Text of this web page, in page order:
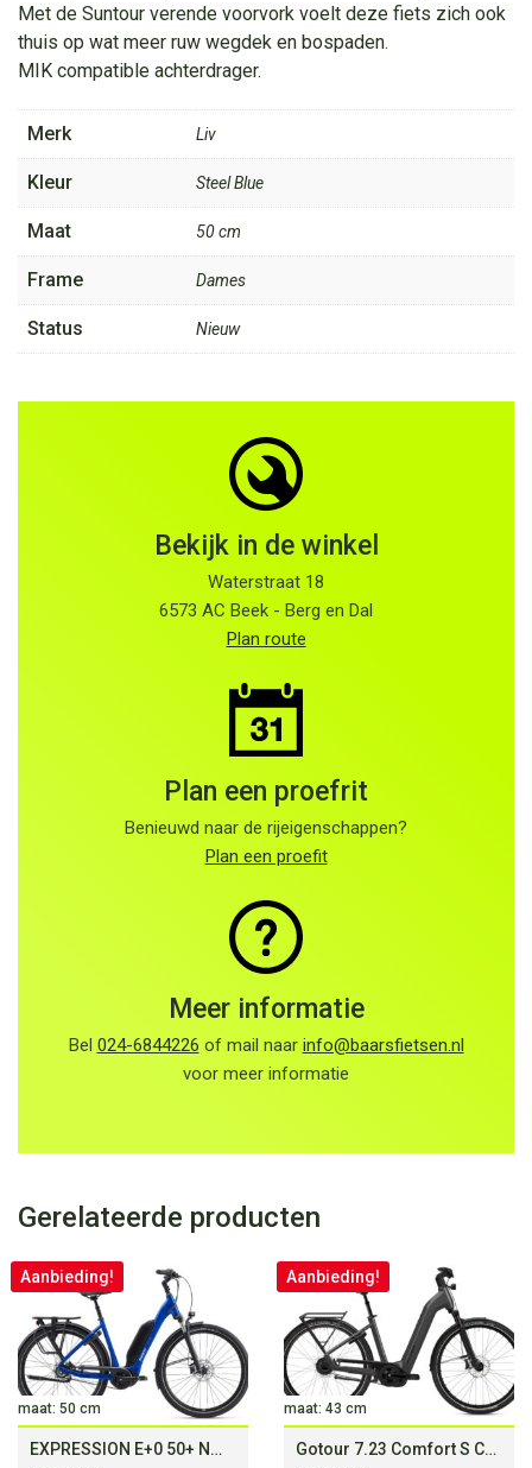
Met de Suntour verende voorvork voelt deze fiets zich ook
thuis op wat meer ruw wegdek en bospaden.
MIK compatible achterdrager.
Merk Liv
Kleur Steel Blue
Maat 50 cm
Frame Dames
Status Nieuw
Bekijk in de winkel
Waterstraat 18
6573 AC Beek - Berg en Dal
Plan route
Plan een proefrit
Benieuwd naar de rijeigenschappen?
Plan een proefit
Meer informatie
Bel 024-6844226 of mail naar info@baarsfietsen.nl
voor meer informatie
Gerelateerde producten
maat: 50 cm
Aanbieding!
EXPRESSION E+0 50+ Nm (500Wh)
maat: 43 cm
Aanbieding!
Gotour 7.23 Comfort S Cold Anthracite (750Wh)